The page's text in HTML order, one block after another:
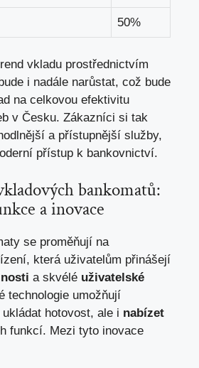
50%
vkladu prostřednictvím
i nadále narůstat, což bude
na celkovou efektivitu
v Česku. Zákazníci si tak
a přístupnější služby,
přístup k bankovnictví.
bankomatů:
a inovace
se proměňují na
která uživatelům přinášejí
a skvélé uživatelské
technologie umožňují
hotovost, ale i nabízet
funkcí. Mezi tyto inovace